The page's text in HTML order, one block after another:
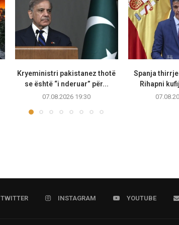
Kryeministri pakistanez thotë
se është “i nderuar” për...
07.08.2026 19:30
Spanja
Rihapni
TWITTER INSTAGRAM YOUTUBE